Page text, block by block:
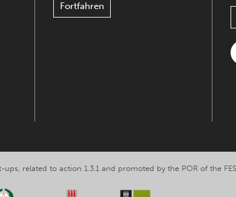
Fortfahren
related to action 1.3.1 and promoted by the POR of the